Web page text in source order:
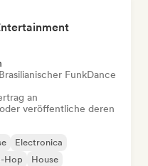
Brasilianischer FunkDance
an
veröffentliche deren
Electronica
Hop
House